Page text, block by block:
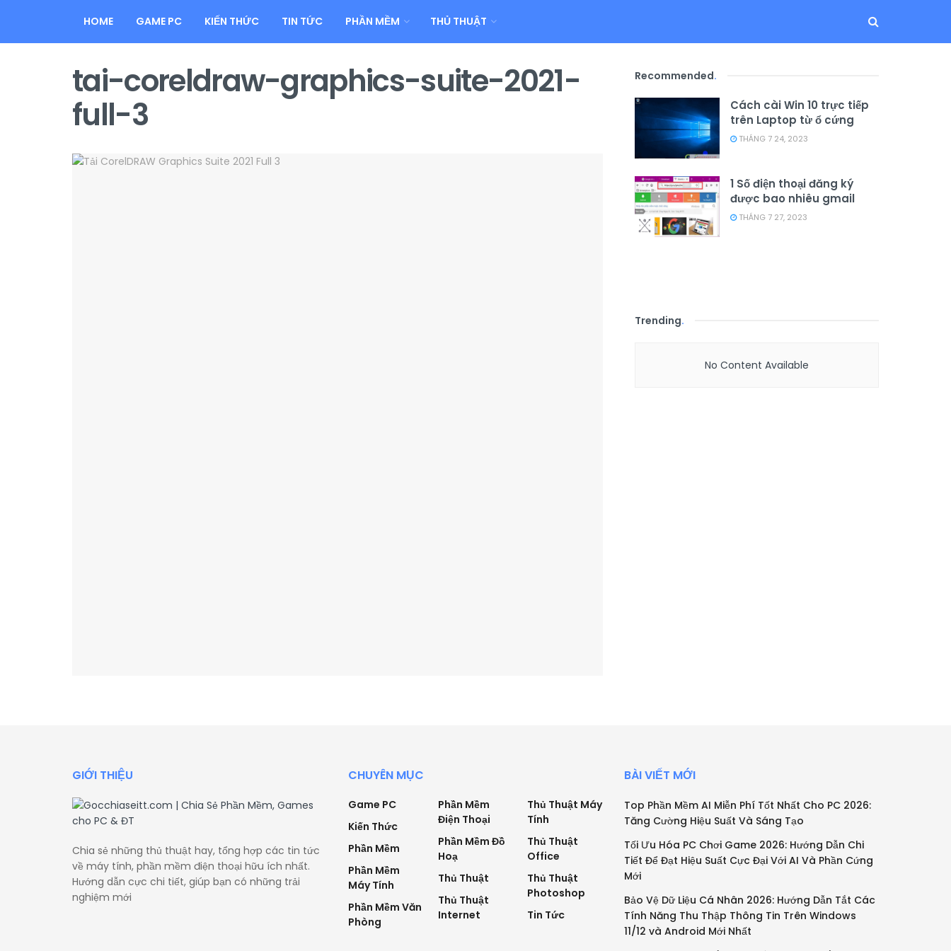
HOME GAME PC KIẾN THỨC TIN TỨC PHẦN MỀM THỦ THUẬT
tai-coreldraw-graphics-suite-2021-
full-3
Recommended.
Cách cài Win 10 trực tiếp
trên Laptop từ ổ cứng
THÁNG 7 24, 2023
1 Số điện thoại đăng ký
được bao nhiêu gmail
THÁNG 7 27, 2023
Trending.
No Content Available
GIỚI THIỆU
Chia sẻ những thủ thuật hay, tổng hợp các tin tức
về máy tính, phần mềm điện thoại hữu ích nhất.
Hướng dẫn cực chi tiết, giúp bạn có những trải
nghiệm mới
CHUYÊN MỤC
Game PC
Kiến Thức
Phần Mềm
Phần Mềm
Máy Tính
Phần Mềm Văn
Phòng
Phần Mềm
Điện Thoại
Phần Mềm Đồ
Hoạ
Thủ Thuật
Thủ Thuật
Internet
Thủ Thuật Máy
Tính
Thủ Thuật
Office
Thủ Thuật
Photoshop
Tin Tức
BÀI VIẾT MỚI
Top Phần Mềm AI Miễn Phí Tốt Nhất Cho PC 2026:
Tăng Cường Hiệu Suất Và Sáng Tạo
Tối Ưu Hóa PC Chơi Game 2026: Hướng Dẫn Chi
Tiết Để Đạt Hiệu Suất Cực Đại Với AI Và Phần Cứng
Mới
Bảo Vệ Dữ Liệu Cá Nhân 2026: Hướng Dẫn Tắt Các
Tính Năng Thu Thập Thông Tin Trên Windows
11/12 và Android Mới Nhất